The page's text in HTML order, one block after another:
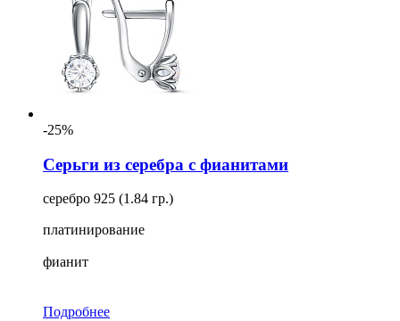
-25%
Серьги из серебра с фианитами
серебро 925 (1.84 гр.)
платинирование
фианит
Подробнее